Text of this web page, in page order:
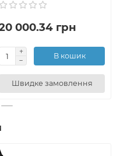
000.34 грн
В кошик
Швидке замовлення